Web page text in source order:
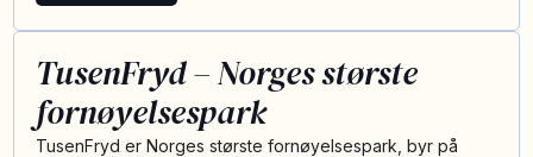
TusenFryd – Norges største
fornøyelsespark
TusenFryd er Norges største fornøyelsespark, byr på